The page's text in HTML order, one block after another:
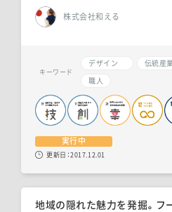
地域の隠れた魅力を発掘。フ
株式会社和える
キーワード
デザイン 伝統産
職人
実行中
更新日：2017.12.01